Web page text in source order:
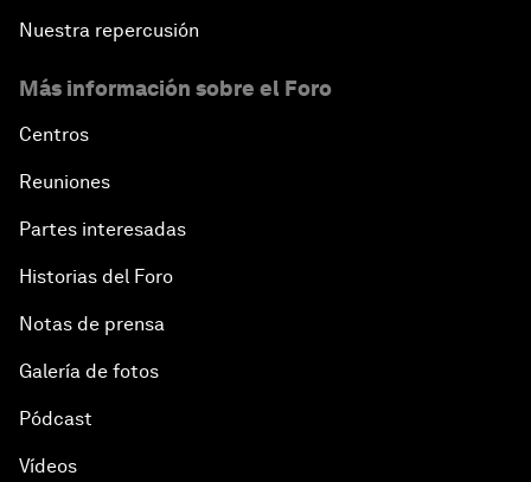
Nuestra repercusión
Más información sobre el Foro
Centros
Reuniones
Partes interesadas
Historias del Foro
Notas de prensa
Galería de fotos
Pódcast
Vídeos